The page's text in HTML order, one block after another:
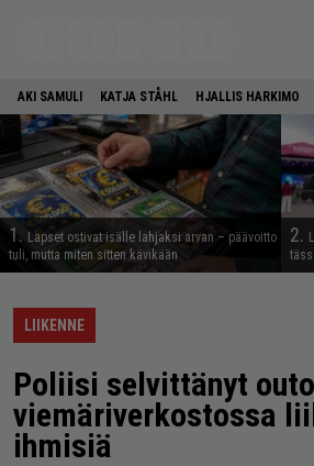
AKI SAMULI KATJA STÅHL HJALLIS HARKIMO
1. Lapset ostivat isälle lahjaksi arvan – päävoitto
tuli, mutta miten sitten kävikään
2.
LIIKENNE
Poliisi selvittänyt
viemäriverkostossa
ihmisiä